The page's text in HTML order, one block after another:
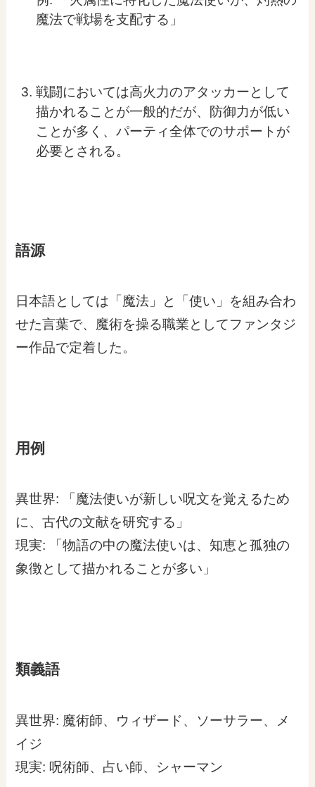
魔法で戦場を支配する」
戦闘においては高火力のアタッカーとして
描かれることが一般的だが、防御力が低い
ことが多く、パーティ全体でのサポートが
必要とされる。
語源
日本語としては「魔法」と「使い」を組み合わ
せた言葉で、魔術を操る職業としてファンタジ
ー作品で定着した。
用例
異世界: 「魔法使いが新しい呪文を覚えるため
に、古代の文献を研究する」
現実: 「物語の中の魔法使いは、知恵と孤独の
象徴として描かれることが多い」
類義語
異世界: 魔術師、ウィザード、ソーサラー、メ
イジ
現実: 呪術師、占い師、シャーマン